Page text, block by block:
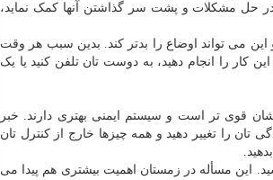
حل مشکلات و پشت سر گذاشتن آنها کمک نماید،
این می تواند اوضاع را بدتر کند. بدین سبب هر وقت
سبب شیوع بیماری کووید-۱۹ نمی توانید رو در رو این کار را انجام دهید، به دوست تان تلفن کنید یا یک
قوی تر است و سیستم ایمنی بهتری دارند. خبر
را تغییر دهید و همه چیزها خارج از کنترل تان
این مسأله در زمستان اهمیت بیشتری هم پیدا می